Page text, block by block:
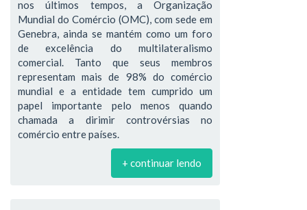
nos últimos tempos, a Organização
Mundial do Comércio (OMC), com sede em
Genebra, ainda se mantém como um foro
de excelência do multilateralismo
comercial. Tanto que seus membros
representam mais de 98% do comércio
mundial e a entidade tem cumprido um
papel importante pelo menos quando
chamada a dirimir controvérsias no
comércio entre países.
+ continuar lendo